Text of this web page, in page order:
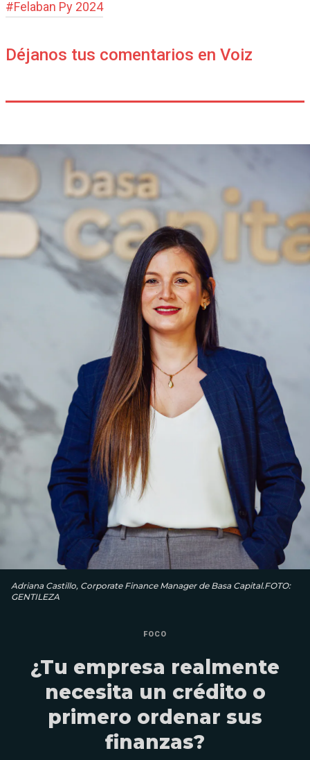
#Felaban Py 2024
Déjanos tus comentarios en Voiz
Adriana Castillo, Corporate Finance Manager de Basa Capital.FOTO:
GENTILEZA
FOCO
¿Tu empresa realmente
necesita un crédito o
primero ordenar sus
finanzas?